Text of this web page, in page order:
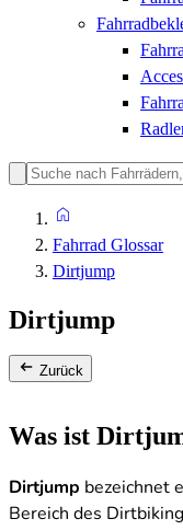
Fahrrad Glossar
Dirtjump
Dirtjump
Zurück
Was ist
Dirtjump bezeichnet
Bereich des